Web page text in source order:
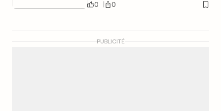
0 0
PUBLICITÉ